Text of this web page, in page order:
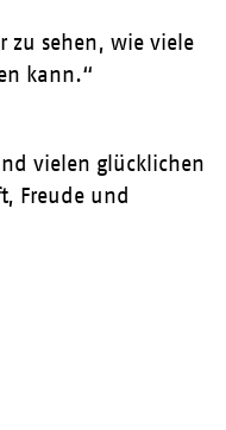
zu sehen, wie viele
kann.“
vielen glücklichen
Freude und